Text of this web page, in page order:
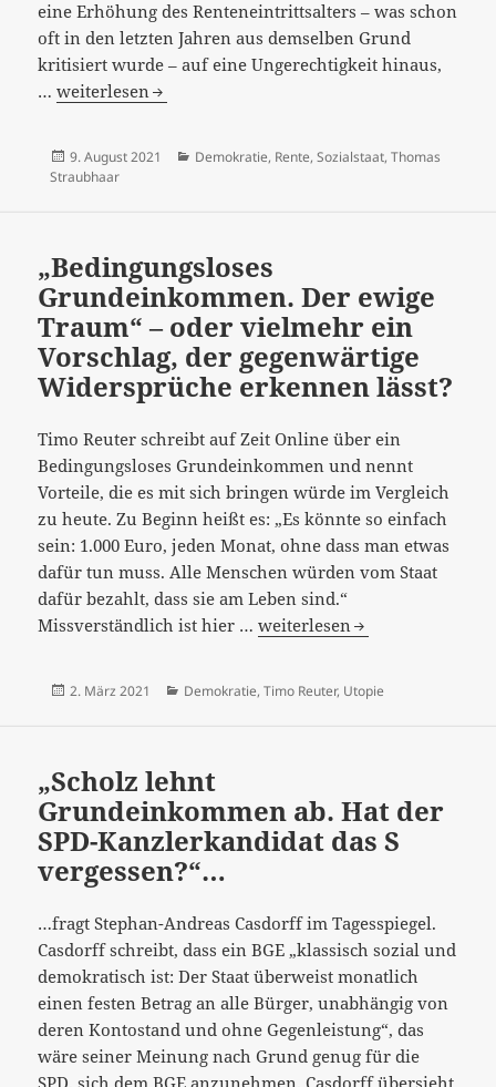
eine Erhöhung des Renteneintrittsalters – was schon
oft in den letzten Jahren aus demselben Grund
kritisiert wurde – auf eine Ungerechtigkeit hinaus,
…“Die
70
und
ungerechte
Idee“…
weiterlesen
Veröffentlicht
am
9. August 2021 Kategorien
Demokratie, Rente, Sozialstaat, Thomas
Straubhaar
„Bedingungsloses
Grundeinkommen. Der ewige
Traum“ – oder vielmehr ein
Vorschlag, der gegenwärtige
Widersprüche erkennen lässt?
Timo Reuter schreibt auf Zeit Online über ein
Bedingungsloses Grundeinkommen und nennt
Vorteile, die es mit sich bringen würde im Vergleich
zu heute. Zu Beginn heißt es: „Es könnte so einfach
sein: 1.000 Euro, jeden Monat, ohne dass man etwas
dafür tun muss. Alle Menschen würden vom Staat
dafür bezahlt, dass sie am Leben sind.“
Missverständlich ist hier …“Bedingungsloses
ewige
vielmehr
ein
gegenwärtige
Widersprüche
erkennen
lässt?
weiterlesen
Veröffentlicht
2. März 2021 Kategorien
Demokratie, Timo Reuter, Utopie
„Scholz lehnt
Grundeinkommen ab. Hat der
SPD-Kanzlerkandidat das S
vergessen?“…
…fragt Stephan-Andreas Casdorff im Tagesspiegel.
Casdorff schreibt, dass ein BGE „klassisch sozial und
demokratisch ist: Der Staat überweist monatlich
einen festen Betrag an alle Bürger, unabhängig von
deren Kontostand und ohne Gegenleistung“, das
wäre seiner Meinung nach Grund genug für die
SPD, sich dem BGE anzunehmen. Casdorff übersieht